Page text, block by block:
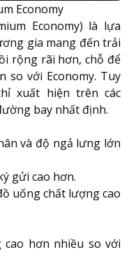
Economy
Economy) là lựa
gia mang đến trải
rộng rãi hơn, chỗ để
so với Economy. Tuy
xuất hiện trên các
bay nhất định.
và độ ngả lưng lớn
gửi cao hơn.
uống chất lượng cao
hơn nhiều so với